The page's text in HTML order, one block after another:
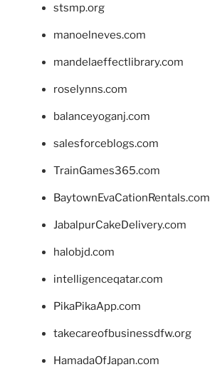
stsmp.org
manoelneves.com
mandelaeffectlibrary.com
roselynns.com
balanceyoganj.com
salesforceblogs.com
TrainGames365.com
BaytownEvaCationRentals.com
JabalpurCakeDelivery.com
halobjd.com
intelligenceqatar.com
PikaPikaApp.com
takecareofbusinessdfw.org
HamadaOfJapan.com